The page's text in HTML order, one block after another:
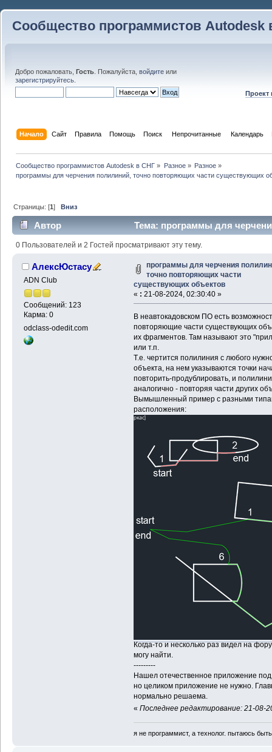
Сообщество программистов Autodesk
Добро пожаловать, Гость . Пожалуйста, войдите или
зарегистрируйтесь
Проект
Начало Сайт Правила Помощь Поиск Непрочитанные Календарь
Сообщество программистов Autodesk в СНГ » Разное» Разное»
программы для черчения полилиний, точно повторяющих части существующих
Страницы: [1]Вниз
Автор
Тема: программы для
части существующих объектов (Прочитано 22291 раз)
0 Пользователей и 2 Гостей просматривают эту тему.
АлексЮстасу
ADN Club
Сообщений: 123
Карма: 0
odclass-odedit.com
программы для черчения
точно повторяющих части
существующих объектов
« : 21-08-2024, 02:30:40 »
В неавтокадовском ПО есть
повторяющие части существующих
их фрагментов. Там называют это
или т.п.
Т.е. чертится полилиния с любого
объекта, на нем указываются точки
повторить-продублировать, и
аналогично - повторяя части других
Вымышленный пример с разными
расположения:
Когда-то и несколько раз видел на
могу найти.
---------
Нашел отечественное приложение под
но целиком приложение не нужно.
нормально решаема.
« Последнее редактирование: 21-08-
я не программист, а технолог. пытаюсь